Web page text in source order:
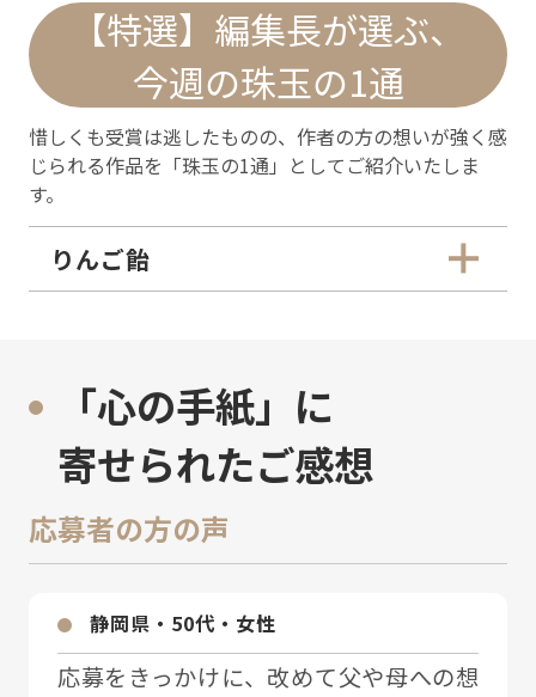
【特選】編集長が選ぶ、
今週の珠玉の1通
惜しくも受賞は逃したものの、作者の方の想いが強く感
じられる作品を「珠玉の1通」としてご紹介いたしま
す。
りんご飴
「心の手紙」に
寄せられたご感想
応募者の方の声
静岡県・50代・⼥性
応募をきっかけに、改めて⽗や⺟への想